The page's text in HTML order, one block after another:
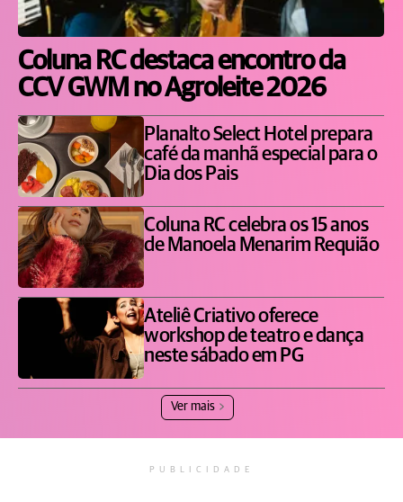
Coluna RC destaca encontro da
CCV GWM no Agroleite 2026
Planalto Select Hotel prepara
café da manhã especial para o
Dia dos Pais
Coluna RC celebra os 15 anos
de Manoela Menarim Requião
Ateliê Criativo oferece
workshop de teatro e dança
neste sábado em PG
Ver mais
PUBLICIDADE